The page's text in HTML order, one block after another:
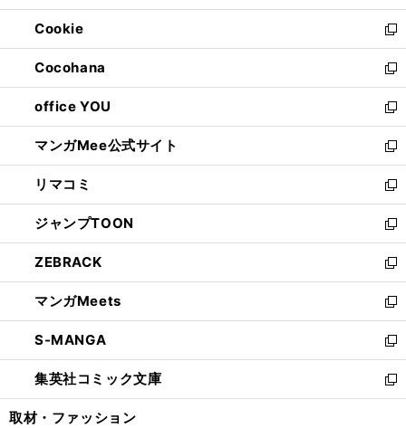
開
く
ウ
で
開
く
ン
ド
ウ
で
開
く
ウ
ィ
ン
ド
ウ
で
開
く
Cookie
新
し
い
ウ
ィ
ン
ド
ウ
で
開
く
Cocohana
新
し
い
ウ
ィ
ン
ド
ウ
で
開
く
office YOU
新
し
い
ウ
ィ
ン
ド
ウ
で
開
く
マンガMee公式サイト
新
し
い
ウ
ィ
ン
ド
ウ
で
開
く
リマコミ
新
し
い
ウ
ィ
ン
ド
ウ
で
開
く
ジャンプTOON
新
し
い
ウ
ィ
ン
ド
ウ
で
開
ZEBRACK
新
し
い
ウ
ィ
ン
ド
ウ
マンガMeets
新
し
い
ウ
ィ
ン
S-MANGA
新
し
い
ウ
集英社コミック文庫
新
し
取材・ファッション